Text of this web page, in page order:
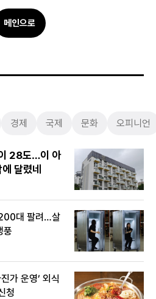
메인으로
경제 국제 문화 오피니언
28도…이 아
달렸네
대 팔려…살
풍
가 운영’ 외식
청